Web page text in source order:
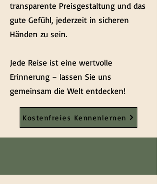
transparente Preisgestaltung und das
gute Gefühl, jederzeit in sicheren
Händen zu sein.
Jede Reise ist eine wertvolle
Erinnerung – lassen Sie uns
gemeinsam die Welt entdecken!
Kostenfreies Kennenlernen